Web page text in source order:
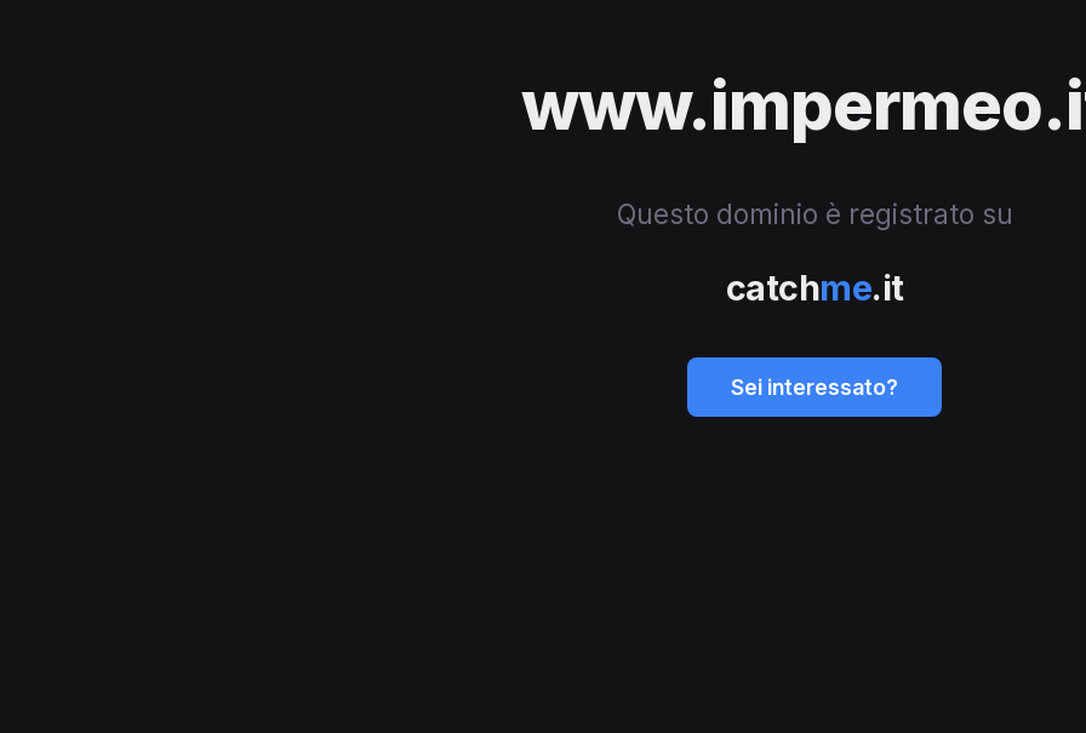
Questo dominio è registrato su
catchme.it
Sei interessato?